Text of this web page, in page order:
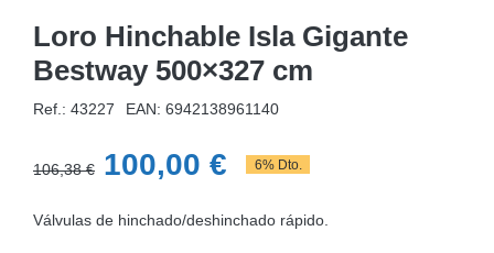
Loro Hinchable Isla Gigante
Bestway 500×327 cm
Ref.: 43227 EAN: 6942138961140
106,38€ El
original
100,00 €El
actual
6% Dto.
Válvulas de hinchado/deshinchado rápido.